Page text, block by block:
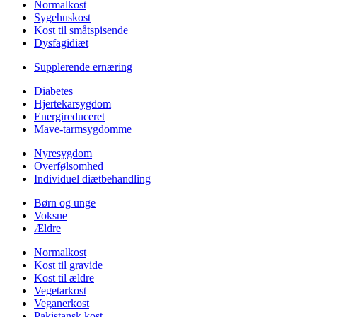
Normalkost
Sygehuskost
Kost til småtspisende
Dysfagidiæt
Supplerende ernæring
Diabetes
Hjertekarsygdom
Energireduceret
Mave-tarmsygdomme
Nyresygdom
Overfølsomhed
Individuel diætbehandling
Børn og unge
Voksne
Ældre
Normalkost
Kost til gravide
Kost til ældre
Vegetarkost
Veganerkost